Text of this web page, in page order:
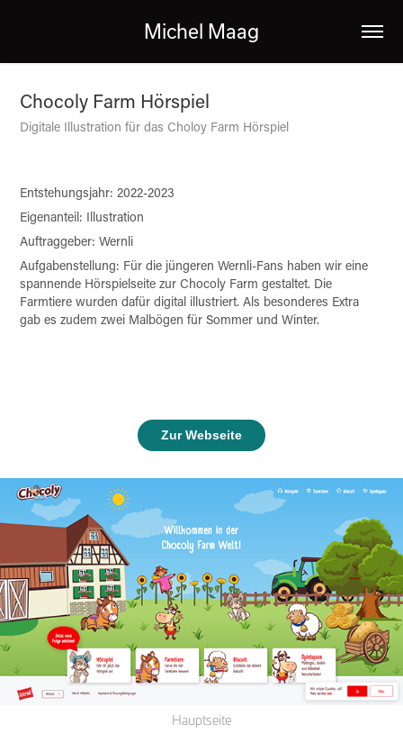
Michel Maag
Chocoly Farm Hörspiel
Digitale Illustration für das Choloy Farm Hörspiel
Entstehungsjahr: 2022-2023
Eigenanteil: Illustration
Auftraggeber: Wernli
Aufgabenstellung: Für die jüngeren Wernli-Fans haben wir eine
spannende Hörspielseite zur Chocoly Farm gestaltet. Die
Farmtiere wurden dafür digital illustriert. Als besonderes Extra
gab es zudem zwei Malbögen für Sommer und Winter.
Zur Webseite
Hauptseite